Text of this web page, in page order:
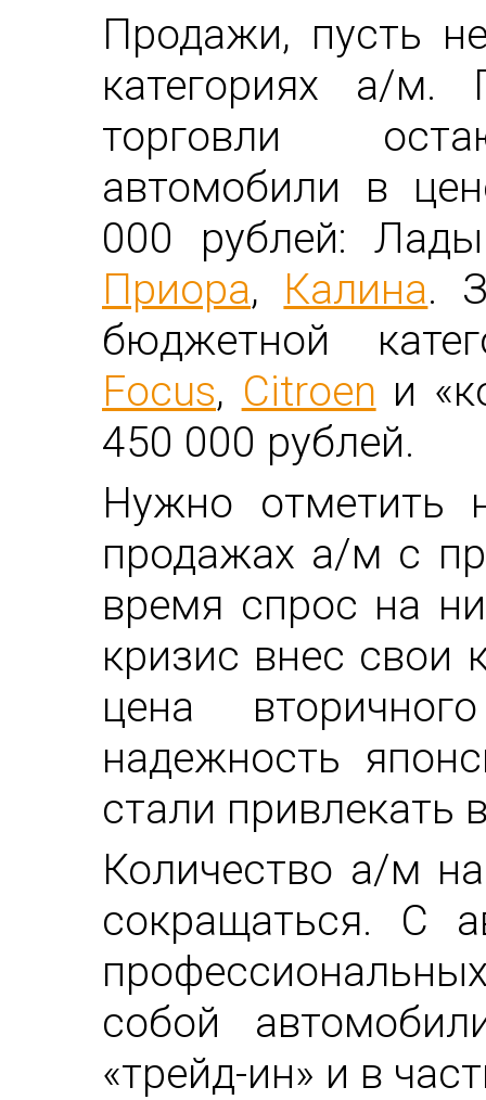
Продажи, пусть
категориях а/м.
торговли
автомобили в
000 рублей:
Приора, Калина.
бюджетной
Focus, Citroen и
450 000 рублей.
Нужно отметить
продажах а/м с
время спрос на
кризис внес свои
цена
надежность
стали привлекать
Количество а/м
сокращаться. С
собой
«трейд-ин» и в